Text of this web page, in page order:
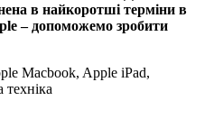
в найкоротші терміни в
– допоможемо зробити
Macbook, Apple iPad,
техніка